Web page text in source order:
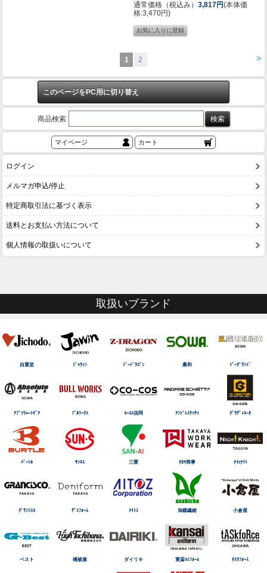
通常価格（税込み） 3,817円(本体価
格:3,470円)
>
1 2
このページをPC用に切り替え
商品検索
マイページ カート
ログイン
メルマガ申込/停止
特定商取引法に基づく表示
送料とお支払い方法について
個人情報の取扱いについて
取扱いブランド
自重堂 ｼﾞｬｳｨﾝ ｼﾞｰﾄﾞﾗｺﾞﾝ 桑和 ｼﾞｰｸﾞﾗﾝﾄﾞ
ｱﾌﾞｿﾘｭｰﾄｷﾞｱ ﾌﾞﾙﾜｰｸｽ ｺｰｺｽ信岡 ｱﾝﾄﾞﾚｽｹｯﾃｨ ｸﾞﾗﾃﾞｨｴｰﾀ
ﾊﾞｰﾄﾙ ｻﾝｴｽ 三愛 ﾀｶﾔ商事 ﾅｲtﾅｲﾄ
ｸﾞﾗﾝｼｽｺ ﾃﾞﾆﾌｫｰﾑ ｱｲﾄｽ 旭蝶繊維 小倉屋
ベスト 橘被服 ダイリキ 寛斎ﾕﾆﾌｫｰﾑ ﾀｽｸﾌｫｰｽ